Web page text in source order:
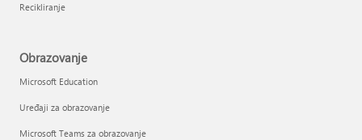
Recikliranje
Obrazovanje
Microsoft Education
Uređaji za obrazovanje
Microsoft Teams za obrazovanje